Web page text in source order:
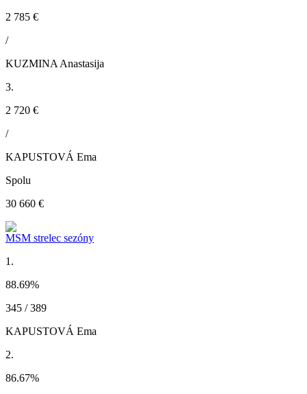
2 785 €
/
KUZMINA Anastasija
3.
2 720 €
/
KAPUSTOVÁ Ema
Spolu
30 660 €
MSM strelec sezóny
1.
88.69%
345 / 389
KAPUSTOVÁ Ema
2.
86.67%